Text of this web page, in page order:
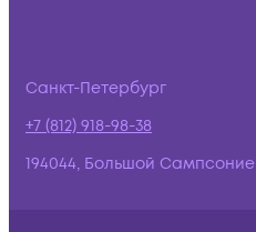
Санкт-Петербург
+7 (812) 918-98-38
194044, Большой